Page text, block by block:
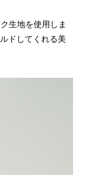
生地を使用しま
ドしてくれる美